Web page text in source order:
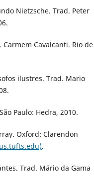
Nietzsche. Trad. Peter
Carmem Cavalcanti. Rio de
ilustres. Trad. Mario
Paulo: Hedra, 2010.
Oxford: Clarendon
.
Trad. Mário da Gama